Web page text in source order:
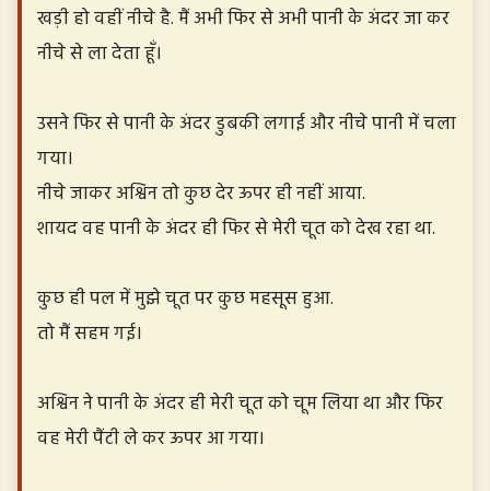
खड़ी हो वहीं नीचे है. मैं अभी फिर से अभी पानी के अंदर जा कर
नीचे से ला देता हूँ।
उसने फिर से पानी के अंदर डुबकी लगाई और नीचे पानी में चला
गया।
नीचे जाकर अश्विन तो कुछ देर ऊपर ही नहीं आया.
शायद वह पानी के अंदर ही फिर से मेरी चूत को देख रहा था.
कुछ ही पल में मुझे चूत पर कुछ महसूस हुआ.
तो मैं सहम गई।
अश्विन ने पानी के अंदर ही मेरी चूत को चूम लिया था और फिर
वह मेरी पैंटी ले कर ऊपर आ गया।